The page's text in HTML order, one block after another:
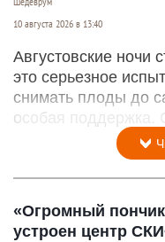
10 августа 2026 в 13:40
Августовские ночи
это серьезное
снимать плоды до
особая поддержка.
«Огромный
устроен центр